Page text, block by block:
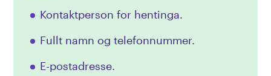
Kontaktperson for hentinga.
Fullt namn og telefonnummer.
E-postadresse.